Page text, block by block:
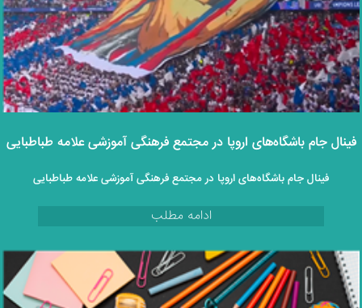
فینال جام باشگاه‌های اروپا در مجتمع فرهنگی آموزشی علامه طباطبایی
فینال جام باشگاه‌های اروپا در مجتمع فرهنگی آموزشی علامه طباطبایی
ادامه مطلب